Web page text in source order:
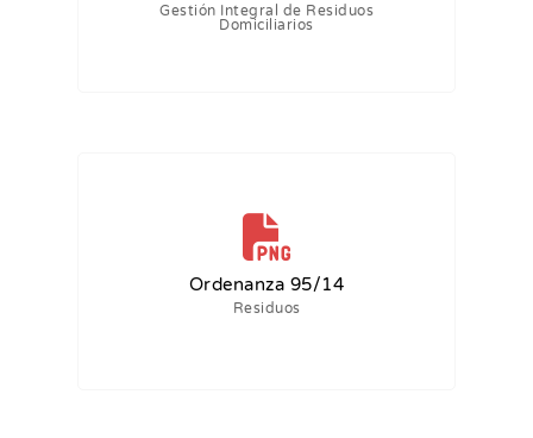
Gestión Integral de Residuos
Domiciliarios
Ordenanza 95/14
Residuos